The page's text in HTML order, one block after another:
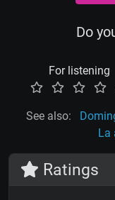
Do
For listening
See also:
La
Ratings